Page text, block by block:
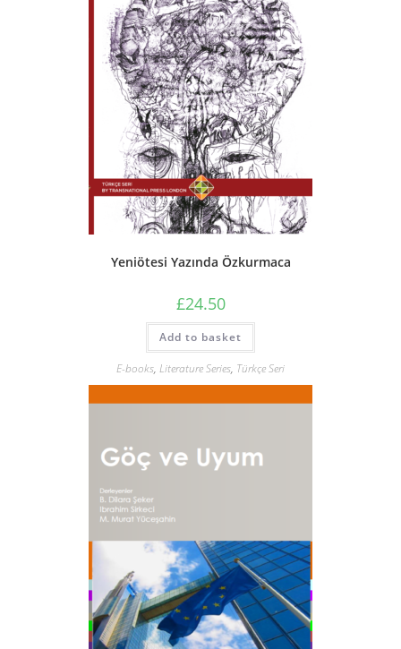
Yeniötesi Yazında Özkurmaca
£24.50
Add to basket
E-books, Literature Series, Türkçe Seri